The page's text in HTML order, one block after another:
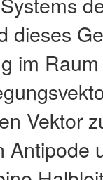
dieses
im
Vektor
Antipode